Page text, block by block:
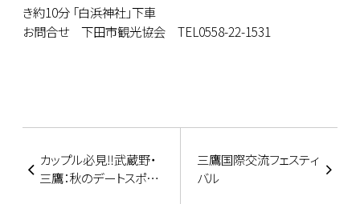
き約10分 「白浜神社」下車
お問合せ 下田市観光協会 TEL0558-22-1531
カップル必見‼武蔵野・
三鷹：秋のデートスポッ
三鷹国際交流フェスティ
バル